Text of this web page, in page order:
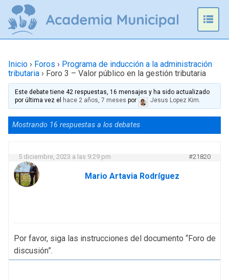
Omitir
contenido
Inicio › Foros › Programa de inducción a la administración
tributaria › Foro 3 – Valor público en la gestión tributaria
Este debate tiene 42 respuestas, 16 mensajes y ha sido actualizado
por última vez el hace 2 años, 7 meses por Jesus Lopez Kim.
Mostrando 16 respuestas a los debates
5 diciembre, 2023 a las 9:29 pm #21820
Mario Artavia Rodríguez
Por favor, siga las instrucciones del documento “Foro de
discusión”.